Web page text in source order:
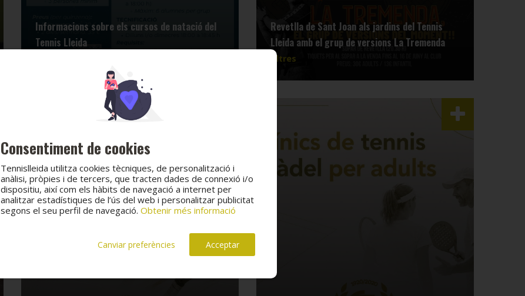
Informacions sobre els cursos de natació del
Tennis Lleida
Revetlla de Sant Joan als jardins del Tennis
Lleida amb el grup de versions La Tremenda
Altres
Consentiment de cookies
Tennislleida utilitza cookies tècniques, de personalització i
anàlisi, pròpies i de tercers, que tracten dades de connexió i/o
dispositiu, així com els hàbits de navegació a internet per
analitzar estadístiques de l’ús del web i personalitzar publicitat
segons el seu perfil de navegació. Obtenir més informació
Canviar preferències Acceptar